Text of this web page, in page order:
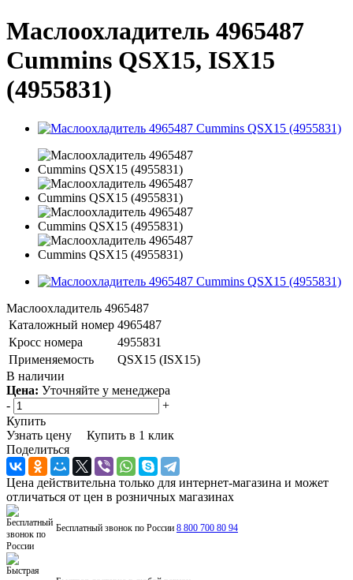
Маслоохладитель 4965487
Cummins QSX15, ISX15
(4955831)
Маслоохладитель 4965487
Каталожный номер 4965487
Кросс номера
4955831
Применяемость
QSX15 (ISX15)
В наличии
Цена: Уточняйте у менеджера
-
+
Купить
Узнать цену
Купить в 1 клик
Поделиться
Цена действительна только для интернет-магазина и может
отличаться от цен в розничных магазинах
Бесплатный звонок по России 8 800 700 80 94